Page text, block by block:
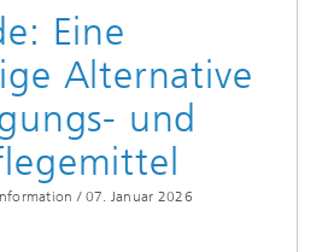
Eine
Alternative
und
/ 07. Januar 2026